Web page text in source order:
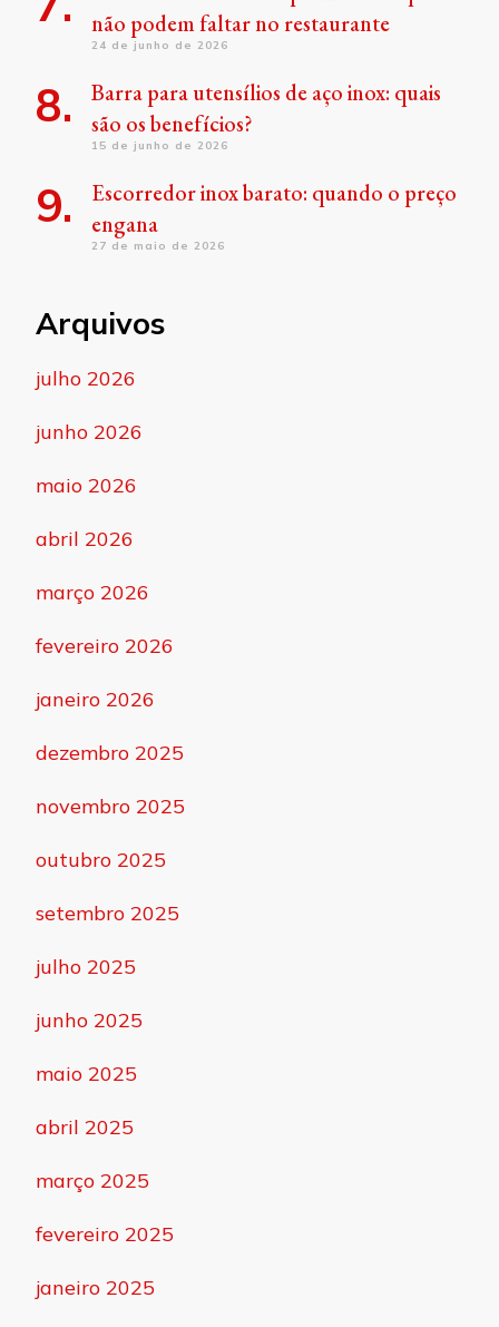
não podem faltar no restaurante
24 de junho de 2026
Barra para utensílios de aço inox: quais
são os benefícios?
15 de junho de 2026
Escorredor inox barato: quando o preço
engana
27 de maio de 2026
Arquivos
julho 2026
junho 2026
maio 2026
abril 2026
março 2026
fevereiro 2026
janeiro 2026
dezembro 2025
novembro 2025
outubro 2025
setembro 2025
julho 2025
junho 2025
maio 2025
abril 2025
março 2025
fevereiro 2025
janeiro 2025